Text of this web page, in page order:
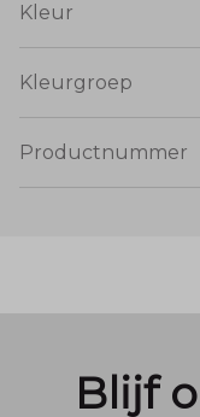
Kleur
Kleurgroep
Productnummer
Blijf